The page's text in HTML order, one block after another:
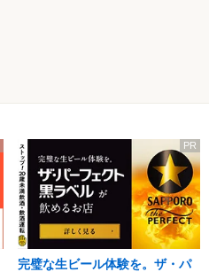
PR
完璧な生ビール体験を。ザ・パ